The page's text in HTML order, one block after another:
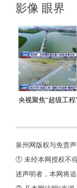
影像 眼界
泉州网版权与免责
① 未经本网授权不
述声明者，本网将